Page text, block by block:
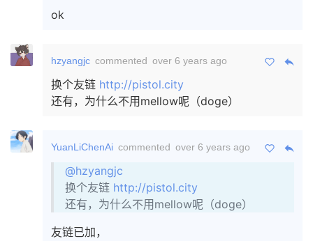
ok
hzyangjc commented over 6 years ago
换个友链 http://pistol.city
还有，为什么不用mellow呢（doge）
YuanLiChenAi commented over 6 years ago
@hzyangjc
换个友链 http://pistol.city
还有，为什么不用mellow呢（doge）
友链已加，